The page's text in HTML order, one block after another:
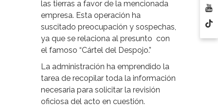
las tierras a favor de la mencionada
empresa. Esta operación ha
suscitado preocupación y sospechas,
ya que se relaciona al presunto con
el famoso “Cártel del Despojo.”
La administración ha emprendido la
tarea de recopilar toda la información
necesaria para solicitar la revisión
oficiosa del acto en cuestión.